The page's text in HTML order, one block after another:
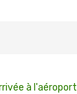
à l'aéroport